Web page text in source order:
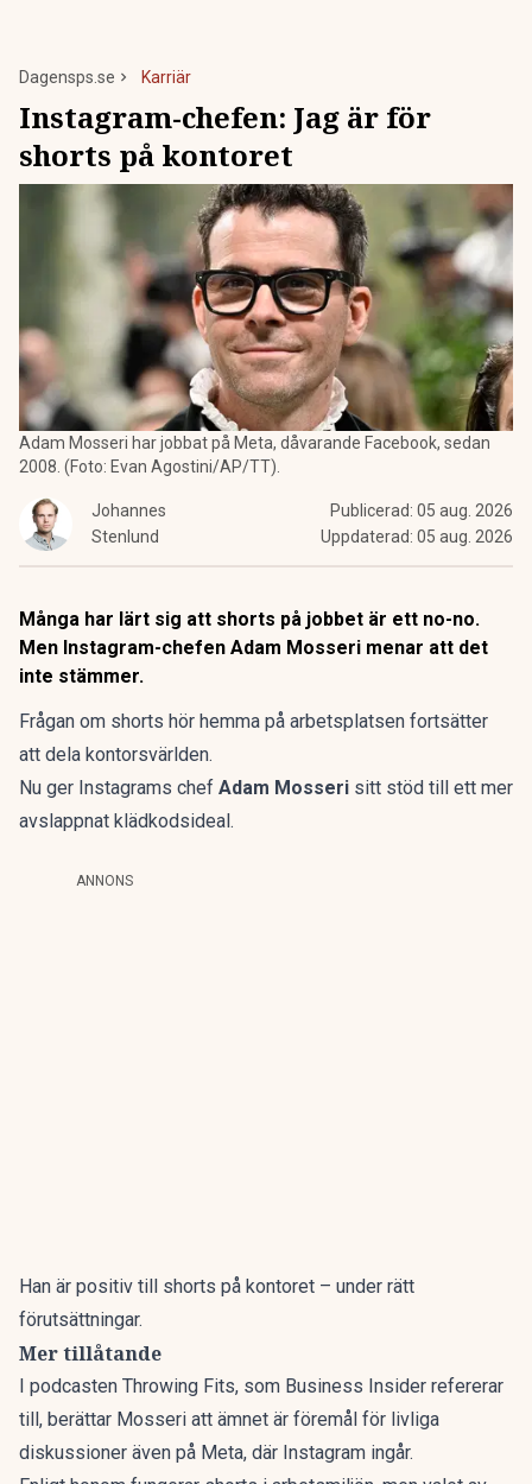
Dagensps.se Karriär
Instagram-chefen: Jag är för
shorts på kontoret
Adam Mosseri har jobbat på Meta, dåvarande Facebook, sedan
2008. (Foto: Evan Agostini/AP/TT).
Johannes
Stenlund
Publicerad: 05 aug. 2026
Uppdaterad: 05 aug. 2026
Många har lärt sig att shorts på jobbet är ett no-no.
Men Instagram-chefen Adam Mosseri menar att det
inte stämmer.
Frågan om shorts hör hemma på arbetsplatsen fortsätter
att dela kontorsvärlden.
Nu ger Instagrams chef Adam Mosseri sitt stöd till ett mer
avslappnat klädkodsideal.
ANNONS
Han är positiv till shorts på kontoret – under rätt
förutsättningar.
Mer tillåtande
I podcasten Throwing Fits, som Business Insider refererar
till, berättar Mosseri att ämnet är föremål för livliga
diskussioner även på Meta, där Instagram ingår.